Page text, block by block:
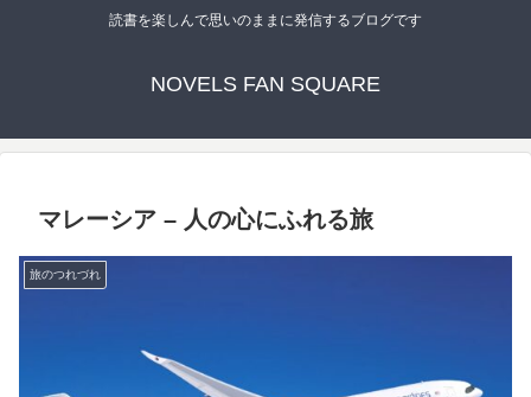
読書を楽しんで思いのままに発信するブログです
NOVELS FAN SQUARE
マレーシア – 人の心にふれる旅
旅のつれづれ